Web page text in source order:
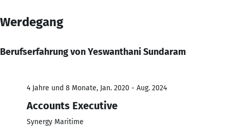
Werdegang
Berufserfahrung von Yeswanthani Sundaram
4 Jahre und 8 Monate, Jan. 2020 - Aug. 2024
Accounts Executive
Synergy Maritime